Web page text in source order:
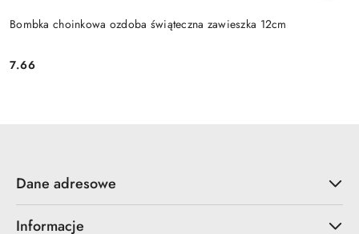
Bombka choinkowa ozdoba świąteczna zawieszka 12cm
Cena:
7.66
Dane adresowe
Informacje